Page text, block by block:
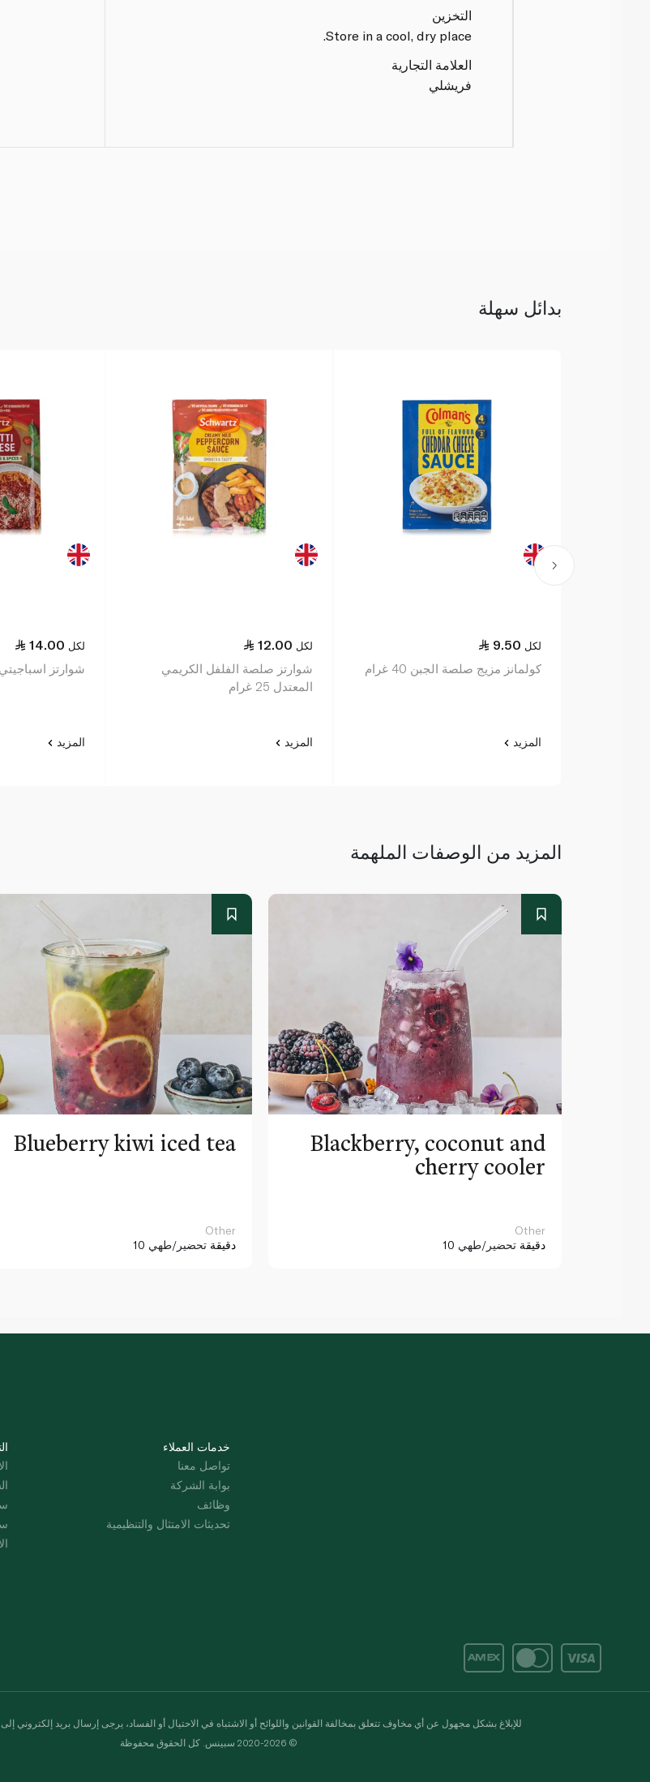
التخزين
Store in a cool, dry place.
العلامة التجارية
فريشلي
بدائل سهلة
9.50 لكل
كولمانز مزيج صلصة الجبن 40 غرام
المزيد
12.00 لكل
شوارتز صلصة الفلفل الكريمي
المعتدل 25 غرام
المزيد
14.00 لكل
شوارتز اسباجيتي
المزيد
المزيد من الوصفات الملهمة
Blueberry kiwi iced tea
Other
10 دقيقة تحضير/طهي
Blackberry, coconut and
cherry cooler
Other
10 دقيقة تحضير/طهي
خدمات العملاء
تواصل معنا
بوابة الشركة
وظائف
تحديثات الامتثال والتنظيمية
للإبلاغ بشكل مجهول عن أي مخاوف تتعلق بمخالفة القوانين واللوائح أو الاشتباه في الاحتيال أو الفساد، يرجى إرسال بريد إلكتروني إلى
© 2020-2026 سبينس. كل الحقوق محفوظة